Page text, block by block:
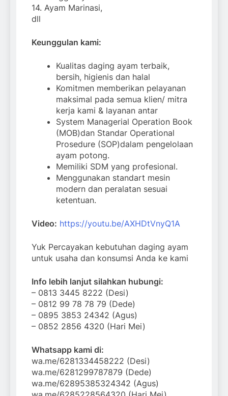
14. Ayam Marinasi,
dll
Keunggulan kami:
Kualitas daging ayam terbaik,
bersih, higienis dan halal
Komitmen memberikan pelayanan
maksimal pada semua klien/ mitra
kerja kami & layanan antar
System Managerial Operation Book
(MOB)dan Standar Operational
Prosedure (SOP)dalam pengelolaan
ayam potong.
Memiliki SDM yang profesional.
Menggunakan standart mesin
modern dan peralatan sesuai
ketentuan.
Video: https://youtu.be/AXHDtVnyQ1A
Yuk Percayakan kebutuhan daging ayam
untuk usaha dan konsumsi Anda ke kami
Info lebih lanjut silahkan hubungi:
– 0813 3445 8222 (Desi)
– 0812 99 78 78 79 (Dede)
– 0895 3853 24342 (Agus)
– 0852 2856 4320 (Hari Mei)
Whatsapp kami di:
wa.me/6281334458222 (Desi)
wa.me/6281299787879 (Dede)
wa.me/62895385324342 (Agus)